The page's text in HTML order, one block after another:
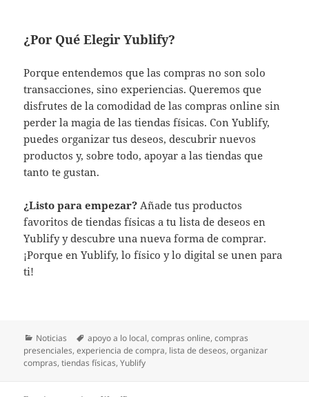
¿Por Qué Elegir Yublify?
Porque entendemos que las compras no son solo
transacciones, sino experiencias. Queremos que
disfrutes de la comodidad de las compras online sin
perder la magia de las tiendas físicas. Con Yublify,
puedes organizar tus deseos, descubrir nuevos
productos y, sobre todo, apoyar a las tiendas que
tanto te gustan.
¿Listo para empezar? Añade tus productos
favoritos de tiendas físicas a tu lista de deseos en
Yublify y descubre una nueva forma de comprar.
¡Porque en Yublify, lo físico y lo digital se unen para
ti!
Categorías
Noticias Etiquetas
apoyo a lo local,compras online,compras
presenciales,experiencia de compra, lista de deseos,organizar
compras,tiendas físicas,Yublify